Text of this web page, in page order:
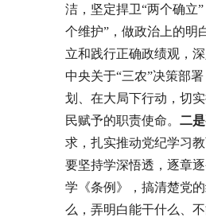
洁，坚定捍卫“两个确立
个维护”，做政治上的明
立和践行正确政绩观，
中央关于“三农”决策部
划、在大局下行动，切
民赋予的职责使命。二是
求，扎实推动党纪学习教
要坚持学深悟透，逐章
学《条例》，搞清楚党
么，弄明白能干什么、